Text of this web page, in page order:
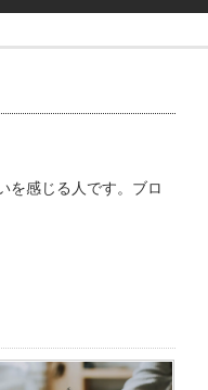
を感じる人です。ブロ